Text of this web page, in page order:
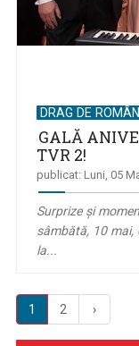
DRAG DE
GALĂ
TVR 2!
publicat: Luni, 05
Surprize și
sâmbătă, 10 mai,
la...
1 2 ›